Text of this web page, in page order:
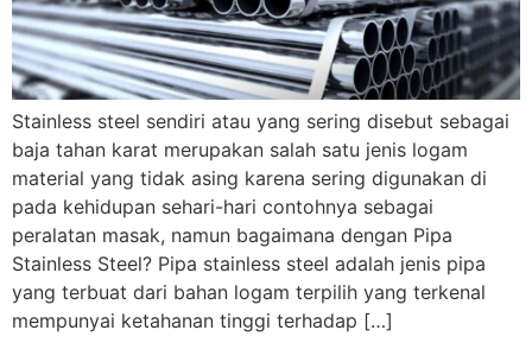
Stainless steel sendiri atau yang sering disebut sebagai
baja tahan karat merupakan salah satu jenis logam
material yang tidak asing karena sering digunakan di
pada kehidupan sehari-hari contohnya sebagai
peralatan masak, namun bagaimana dengan Pipa
Stainless Steel? Pipa stainless steel adalah jenis pipa
yang terbuat dari bahan logam terpilih yang terkenal
mempunyai ketahanan tinggi terhadap […]